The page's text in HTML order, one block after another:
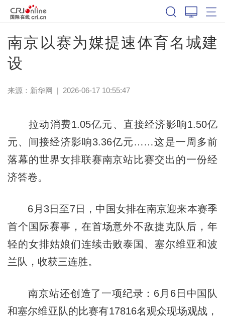
南京以赛为媒提速体育名城建
设
来源： 新华网 | 2026-06-17 10:55:47
拉动消费1.05亿元、直接经济影响1.50亿
元、间接经济影响3.36亿元……这是一周多前
落幕的世界女排联赛南京站比赛交出的一份经
济答卷。
6月3日至7日，中国女排在南京迎来本赛季
首个国际赛事，在首场意外不敌捷克队后，年
轻的女排姑娘们连续击败泰国、塞尔维亚和波
兰队，收获三连胜。
南京站还创造了一项纪录：6月6日中国队
和塞尔维亚队的比赛有17816名观众现场观战，